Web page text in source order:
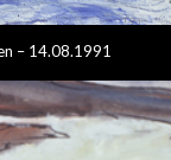
– 14.08.1991